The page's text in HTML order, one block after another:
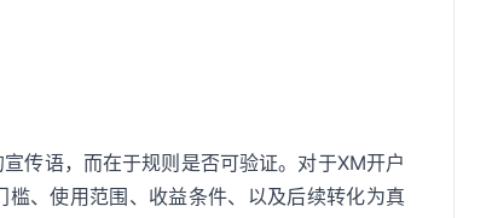
传语，而在于规则是否可验证。对于XM开户
、使用范围、收益条件、以及后续转化为真